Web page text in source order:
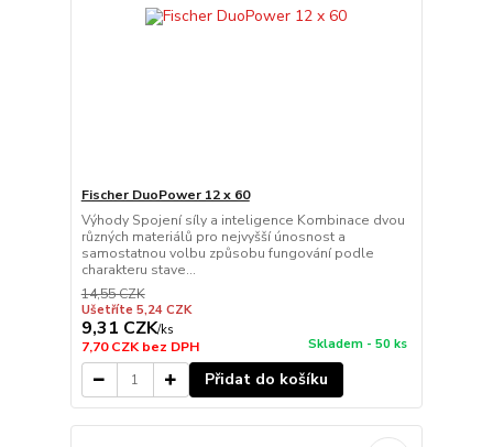
Fischer DuoPower 12 x 60
Výhody Spojení síly a inteligence Kombinace dvou
různých materiálů pro nejvyšší únosnost a
samostatnou volbu způsobu fungování podle
charakteru stave...
14,55 CZK
Ušetříte 5,24 CZK
9,31 CZK/ks
7,70 CZKbez DPH Skladem - 50 ks
Přidat do košíku